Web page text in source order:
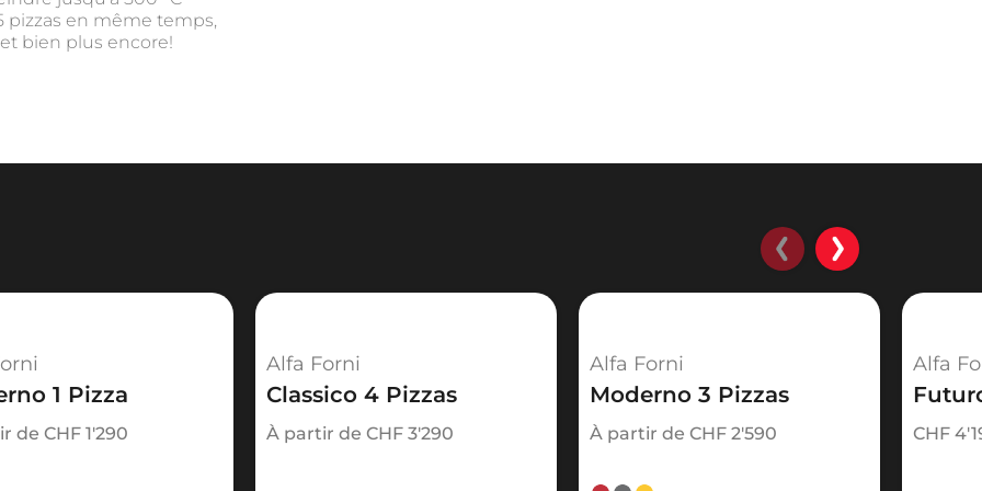
en même temps,
bien plus encore!
x 70 cm1 Pizza
de CHF1'290
Alfa Forni
Classico 4 Pizzas
À partir deCHF 3'290
Alfa Forni
Moderno 3 Pizzas
À partir deCHF 2'590
Alfa
CHF